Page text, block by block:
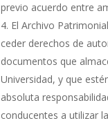
previo acuerdo entre
El Archivo
ceder derechos de
documentos que
Universidad, y que
absoluta
conducentes a utilizar